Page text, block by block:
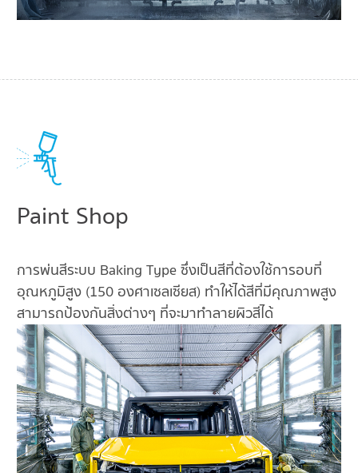
Paint Shop
การพ่นสีระบบ Baking Type ซึ่งเป็นสีที่ต้องใช้การอบที่
อุณหภูมิสูง (150 องศาเซลเซียส) ทำให้ได้สีที่มีคุณภาพสูง
สามารถป้องกันสิ่งต่างๆ ที่จะมาทำลายผิวสีได้